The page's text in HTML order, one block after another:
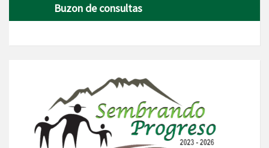
Buzon de consultas